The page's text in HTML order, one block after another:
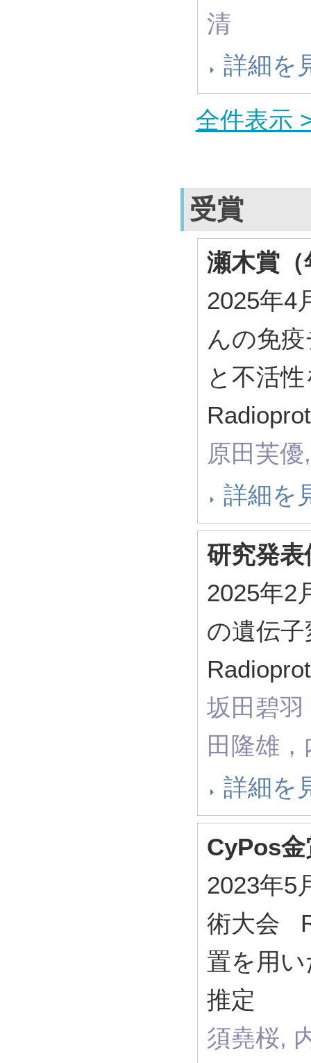
清
詳細を
全件表示
受賞
瀬木賞
2025年
んの免
と不活
原田芙
詳細を
研究発表
2025年
の遺伝
坂田碧
田隆雄
詳細を
CyPos金
2023年5
術大会
置を用
推定
須堯桜,